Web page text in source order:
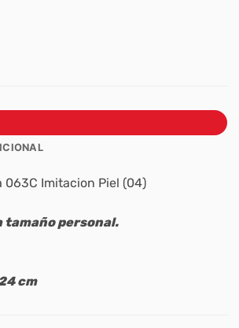
063C Imitacion Piel (04)
tamaño personal.
cm